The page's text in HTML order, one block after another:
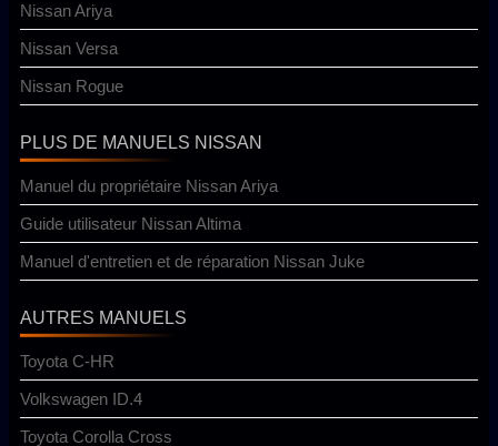
Nissan Ariya
Nissan Versa
Nissan Rogue
PLUS DE MANUELS NISSAN
Manuel du propriétaire Nissan Ariya
Guide utilisateur Nissan Altima
Manuel d'entretien et de réparation Nissan Juke
AUTRES MANUELS
Toyota C-HR
Volkswagen ID.4
Toyota Corolla Cross